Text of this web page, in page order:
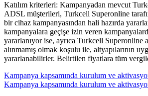
Katılım kriterleri: Kampanyadan mevcut
ADSL müşterileri, Turkcell Superonline
bir cihaz kampanyasından hali hazırda
kampanyalara geçişe izin veren
yararlanıyor ise, ayrıca Turkcell Superonline
alınmamış olmak koşulu ile, altyapılarının
yararlanabilirler. Belirtilen fiyatlara tüm
Kampanya kapsamında kurulum ve
Kampanya kapsamında kurulum ve